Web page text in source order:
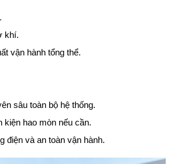
khí.
vận hành tổng thể.
sâu toàn bộ hệ thống.
kiện hao mòn nếu cần.
điện và an toàn vận hành.